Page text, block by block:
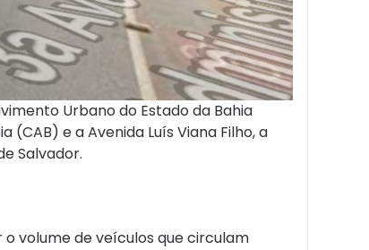
Urbano do Estado da Bahia
e a Avenida Luís Viana Filho, a
Salvador.
volume de veículos que circulam